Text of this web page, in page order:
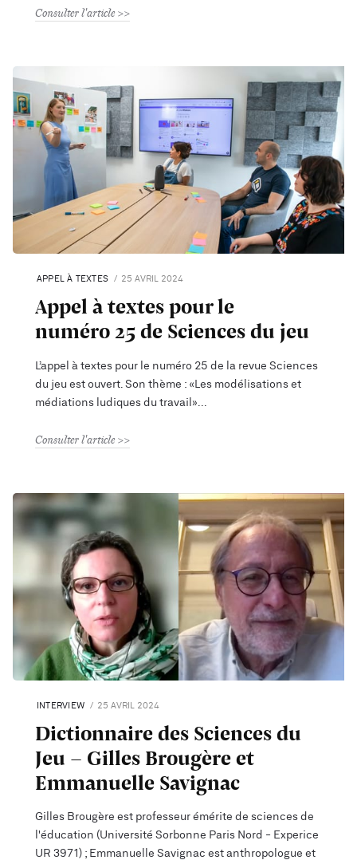
Consulter l'article
APPEL À TEXTES 25 AVRIL 2024
Appel à textes pour le
numéro 25 de Sciences du jeu
L’appel à textes pour le numéro 25 de la revue Sciences
du jeu est ouvert. Son thème : «Les modélisations et
médiations ludiques du travail»
Consulter l'article
INTERVIEW 25 AVRIL 2024
Dictionnaire des Sciences du
Jeu - Gilles Brougère et
Emmanuelle Savignac
Gilles Brougère est professeur émérite de sciences de
l'éducation (Université Sorbonne Paris Nord - Experice
UR 3971) ; Emmanuelle Savignac est anthropologue et